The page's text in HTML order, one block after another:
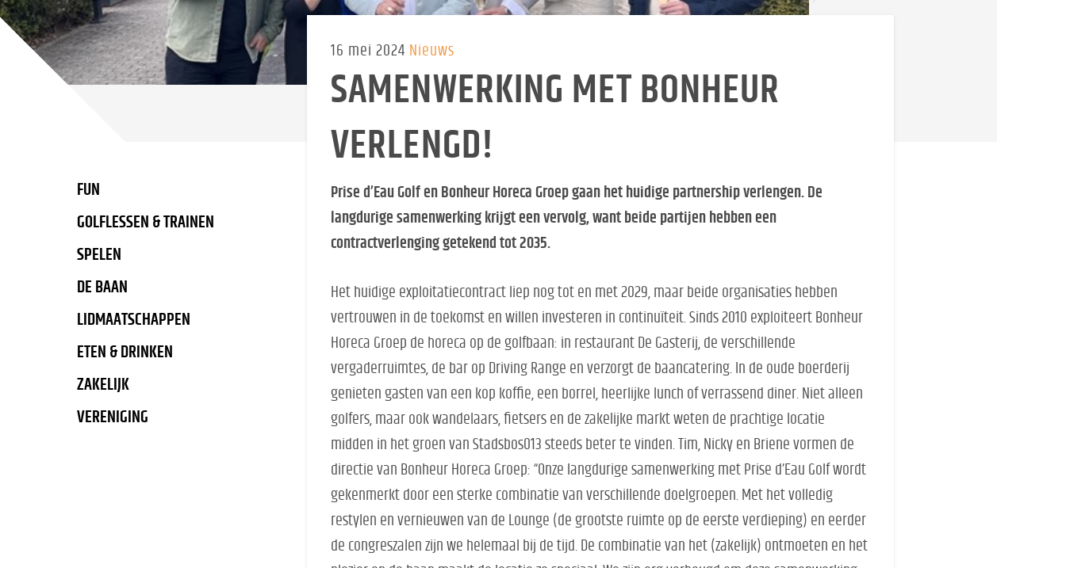
FUN
GOLFLESSEN & TRAINEN
SPELEN
DE BAAN
LIDMAATSCHAPPEN
ETEN & DRINKEN
ZAKELIJK
VERENIGING
16 mei 2024 Nieuws
SAMENWERKING MET BONHEUR
VERLENGD!
Prise d’Eau Golf en Bonheur Horeca Groep gaan het huidige partnership verlengen. De
langdurige samenwerking krijgt een vervolg, want beide partijen hebben een
contractverlenging getekend tot 2035.
Het huidige exploitatiecontract liep nog tot en met 2029, maar beide organisaties hebben
vertrouwen in de toekomst en willen investeren in continuïteit. Sinds 2010 exploiteert Bonheur
Horeca Groep de horeca op de golfbaan: in restaurant De Gasterij, de verschillende
vergaderruimtes, de bar op Driving Range en verzorgt de baancatering. In de oude boerderij
genieten gasten van een kop koffie, een borrel, heerlijke lunch of verrassend diner. Niet alleen
golfers, maar ook wandelaars, fietsers en de zakelijke markt weten de prachtige locatie
midden in het groen van Stadsbos013 steeds beter te vinden. Tim, Nicky en Briene vormen de
directie van Bonheur Horeca Groep: “Onze langdurige samenwerking met Prise d’Eau Golf wordt
gekenmerkt door een sterke combinatie van verschillende doelgroepen. Met het volledig
restylen en vernieuwen van de Lounge (de grootste ruimte op de eerste verdieping) en eerder
de congreszalen zijn we helemaal bij de tijd. De combinatie van het (zakelijk) ontmoeten en het